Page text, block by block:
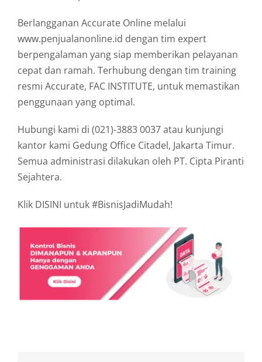
Berlangganan Accurate Online melalui
www.penjualanonline.id dengan tim expert
berpengalaman yang siap memberikan pelayanan
cepat dan ramah. Terhubung dengan tim training
resmi Accurate, FAC INSTITUTE, untuk memastikan
penggunaan yang optimal.
Hubungi kami di (021)-3883 0037 atau kunjungi
kantor kami Gedung Office Citadel, Jakarta Timur.
Semua administrasi dilakukan oleh PT. Cipta Piranti
Sejahtera.
Klik DISINI untuk #BisnisJadiMudah!